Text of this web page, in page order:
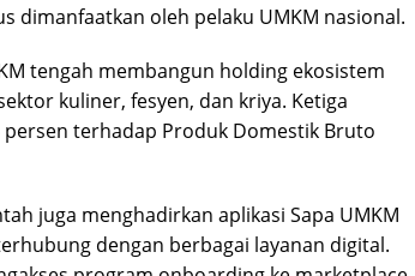
dimanfaatkan oleh pelaku UMKM nasional.
tengah membangun holding ekosistem
kuliner, fesyen, dan kriya. Ketiga
terhadap Produk Domestik Bruto
juga menghadirkan aplikasi Sapa UMKM
dengan berbagai layanan digital.